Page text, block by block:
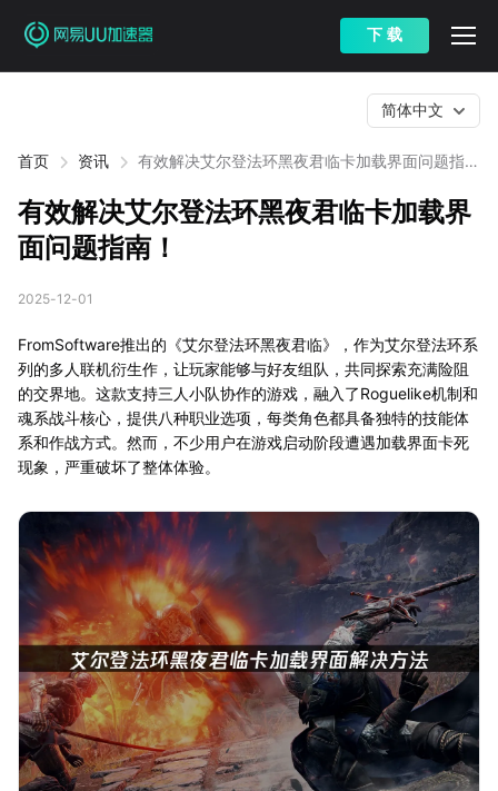
下 载
首页 资讯
有效解决艾尔登法环黑夜君临卡加载界面问题指
简体中文
有效解决艾尔登法环黑夜君临卡加载界
面问题指南！
2025-12-01
FromSoftware推出的《艾尔登法环黑夜君临》，作为艾尔登法环系
列的多人联机衍生作，让玩家能够与好友组队，共同探索充满险阻
的交界地。这款支持三人小队协作的游戏，融入了Roguelike机制和
魂系战斗核心，提供八种职业选项，每类角色都具备独特的技能体
系和作战方式。然而，不少用户在游戏启动阶段遭遇加载界面卡死
现象，严重破坏了整体体验。